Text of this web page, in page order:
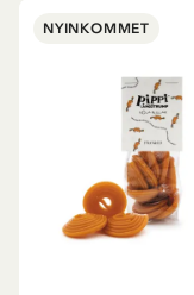
NYINKOMMET